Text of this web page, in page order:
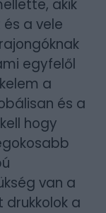
akik
a vele
egyfelől
a
és a
hogy
van a
drukkolok a